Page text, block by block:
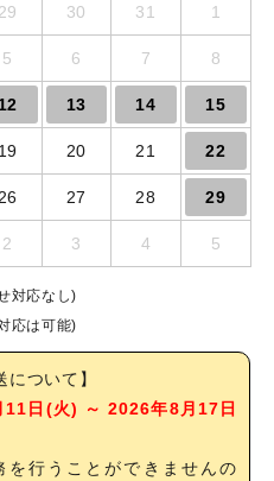
29 30 31 1
5 6 7 8
12 13 14 15
19 20 21 22
26 27 28 29
2 3 4 5
対応なし)
応は可能)
について】
日(火) ～ 2026年8月17日
を行うことができませんの